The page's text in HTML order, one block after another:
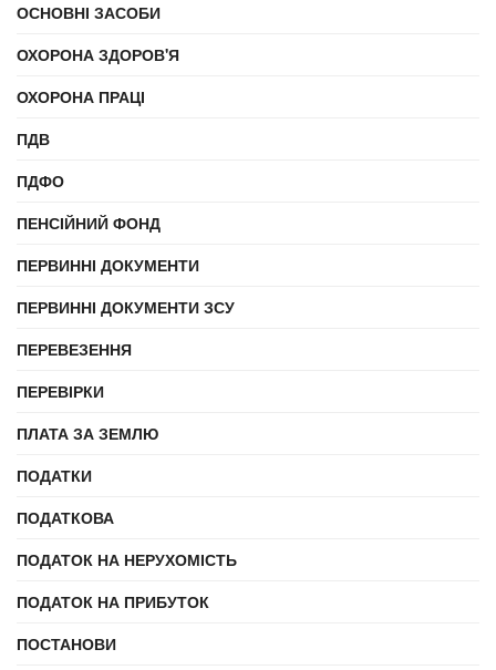
ОСНОВНІ ЗАСОБИ
ОХОРОНА ЗДОРОВ'Я
ОХОРОНА ПРАЦІ
ПДВ
ПДФО
ПЕНСІЙНИЙ ФОНД
ПЕРВИННІ ДОКУМЕНТИ
ПЕРВИННІ ДОКУМЕНТИ ЗСУ
ПЕРЕВЕЗЕННЯ
ПЕРЕВІРКИ
ПЛАТА ЗА ЗЕМЛЮ
ПОДАТКИ
ПОДАТКОВА
ПОДАТОК НА НЕРУХОМІСТЬ
ПОДАТОК НА ПРИБУТОК
ПОСТАНОВИ